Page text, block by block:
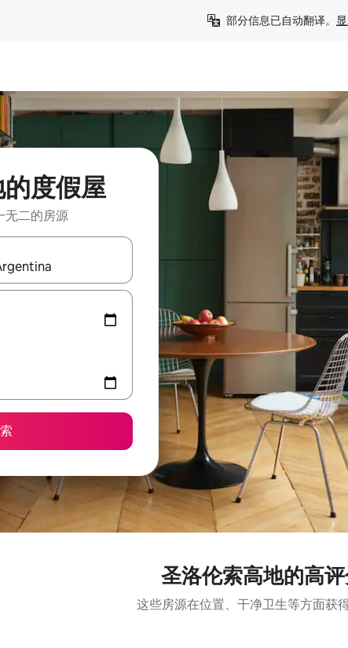
部分信息已自动翻译。
度假屋
无二的房源
向键查看，或通过点击或滑动手势浏览。
圣洛伦索高地的高
这些房源在位置、干净卫生等方面获